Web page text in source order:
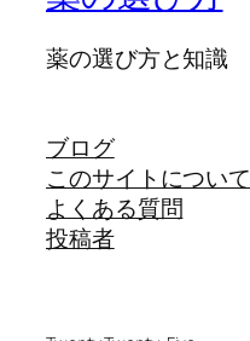
薬の選び方と知識
ブログ
このサイトについて
よくある質問
投稿者